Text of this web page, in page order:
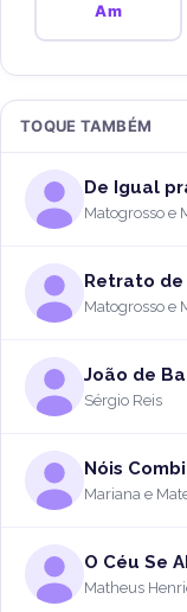
Am
TOQUE TAMBÉM
De Igual
Matogrosso e
Retrato de
Matogrosso e
João de
Sérgio Reis
Nóis
Mariana e
O Céu Se
Matheus